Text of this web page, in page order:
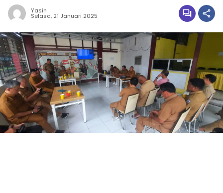
Yasin
Selasa, 21 Januari 2025